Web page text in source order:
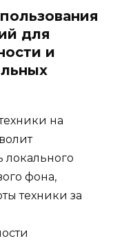
для
и
на
локального
фона,
техники за